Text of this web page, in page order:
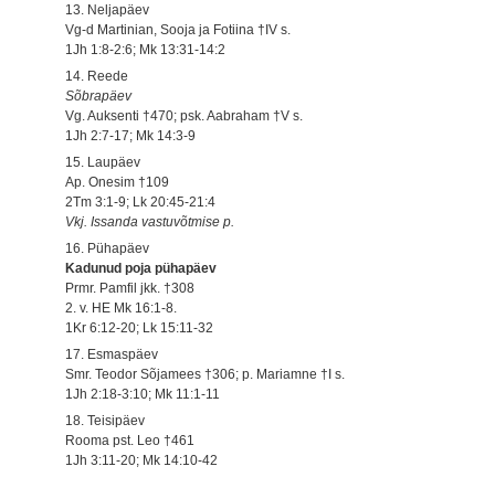
13. Neljapäev
Vg-d Martinian, Sooja ja Fotiina †IV s.
1Jh 1:8-2:6; Mk 13:31-14:2
14. Reede
Sõbrapäev
Vg. Auksenti †470; psk. Aabraham †V s.
1Jh 2:7-17; Mk 14:3-9
15. Laupäev
Ap. Onesim †109
2Tm 3:1-9; Lk 20:45-21:4
Vkj. Issanda vastuvõtmise p.
16. Pühapäev
Kadunud poja pühapäev
Prmr. Pamfil jkk. †308
2. v. HE Mk 16:1-8.
1Kr 6:12-20; Lk 15:11-32
17. Esmaspäev
Smr. Teodor Sõjamees †306; p. Mariamne †I s.
1Jh 2:18-3:10; Mk 11:1-11
18. Teisipäev
Rooma pst. Leo †461
1Jh 3:11-20; Mk 14:10-42